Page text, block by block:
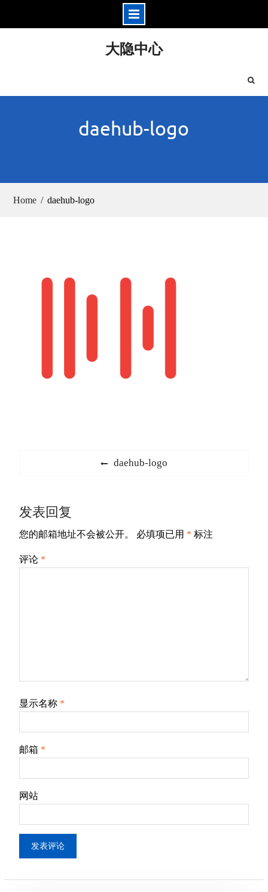
大隐中心
daehub-logo
Home daehub-logo
航
Previous
daehub-logo
发表回复
您的邮箱地址不会被公开。 必填项已用 * 标注
评论 *
显示名称 *
邮箱 *
网站